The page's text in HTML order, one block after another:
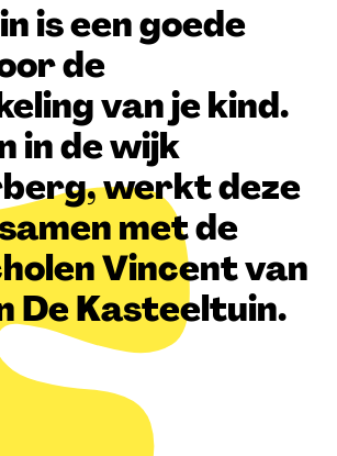
is een goede
de
van je kind.
in de wijk
werkt deze
met de
Vincent van
De Kasteeltuin.